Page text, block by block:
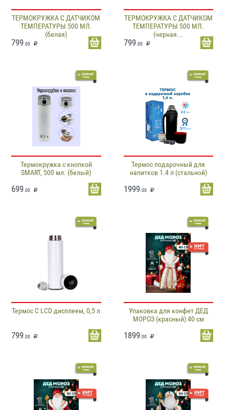
ТЕРМОКРУЖКА С ДАТЧИКОМ
ТЕМПЕРАТУРЫ 500 МЛ.
(белая)
799 .00
ТЕРМОКРУЖКА С ДАТЧИКОМ
ТЕМПЕРАТУРЫ 500 МЛ.
(черная...
799.00
Термокружка с кнопкой
SMART, 500 мл. (белый)
699 .00
Термос подарочный для
напитков 1.4 л (стальной)
1999.00
Термос С LCD дисплеем, 0,5 л
799 .00
Упаковка для конфет ДЕД
МОРОЗ (красный) 40 см
1899.00